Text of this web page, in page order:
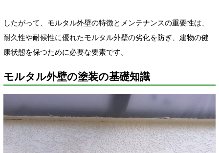
したがって、モルタル外壁の特徴とメンテナンスの重要性は、
耐久性や耐候性に優れたモルタル外壁の劣化を防ぎ、建物の健
康状態を保つために必要な要素です。
モルタル外壁の塗装の基礎知識